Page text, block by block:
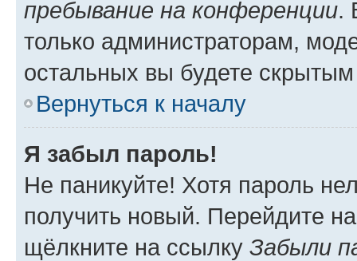
пребывание на конференции.
только администраторам,
остальных вы будете
Вернуться к началу
Я забыл пароль!
Не паникуйте! Хотя пароль
получить новый. Перейдите
щёлкните на ссылку Забыли